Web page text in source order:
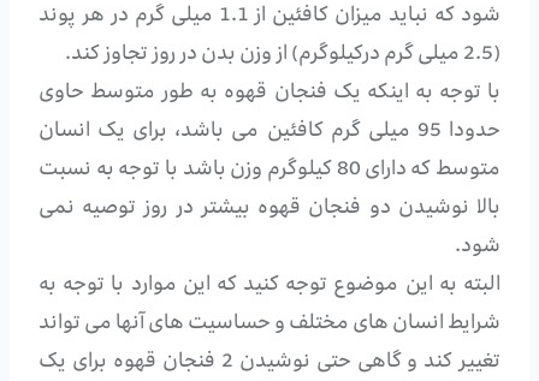
شود که نباید میزان کافئین از 1.1 میلی گرم در هر پوند
(2.5 میلی گرم درکیلوگرم) از وزن بدن در روز تجاوز کند.
با توجه به اینکه یک فنجان قهوه به طور متوسط ​​حاوی
حدودا 95 میلی گرم کافئین می باشد، برای یک انسان
متوسط که دارای 80 کیلوگرم وزن باشد با توجه به نسبت
بالا نوشیدن دو فنجان قهوه بیشتر در روز توصیه نمی
شود.
البته به این موضوع توجه کنید که این موارد با توجه به
شرایط انسان های مختلف و حساسیت های آنها می تواند
تغییر کند و گاهی حتی نوشیدن 2 فنجان قهوه برای یک